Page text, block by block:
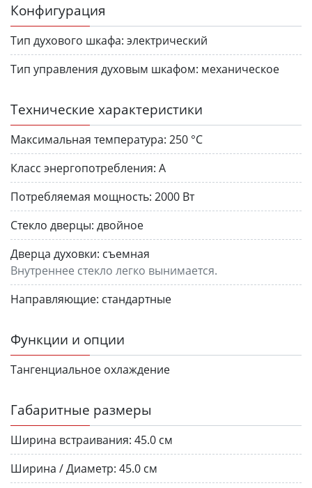
Конфигурация
Тип духового шкафа: электрический
Тип управления духовым шкафом: механическое
Технические характеристики
Максимальная температура: 250 °С
Класс энергопотребления: А
Потребляемая мощность: 2000 Вт
Стекло дверцы: двойное
Дверца духовки: съемная
Внутреннее стекло легко вынимается.
Направляющие: стандартные
Функции и опции
Тангенциальное охлаждение
Габаритные размеры
Ширина встраивания: 45.0 см
Ширина / Диаметр: 45.0 см